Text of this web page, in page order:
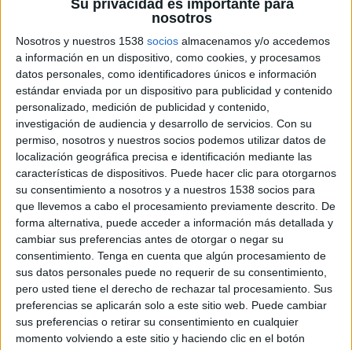
Su privacidad es importante para
nosotros
Nosotros y nuestros 1538 socios almacenamos y/o accedemos
a información en un dispositivo, como cookies, y procesamos
datos personales, como identificadores únicos e información
estándar enviada por un dispositivo para publicidad y contenido
personalizado, medición de publicidad y contenido,
investigación de audiencia y desarrollo de servicios. Con su
permiso, nosotros y nuestros socios podemos utilizar datos de
localización geográfica precisa e identificación mediante las
características de dispositivos. Puede hacer clic para otorgarnos
su consentimiento a nosotros y a nuestros 1538 socios para
que llevemos a cabo el procesamiento previamente descrito. De
forma alternativa, puede acceder a información más detallada y
cambiar sus preferencias antes de otorgar o negar su
consentimiento. Tenga en cuenta que algún procesamiento de
sus datos personales puede no requerir de su consentimiento,
pero usted tiene el derecho de rechazar tal procesamiento. Sus
preferencias se aplicarán solo a este sitio web. Puede cambiar
sus preferencias o retirar su consentimiento en cualquier
momento volviendo a este sitio y haciendo clic en el botón
Si tot va bé al llarg del dia d'avui s'espera que
els veïns de la Bisbal d'Empordà tornin a tenir
aigua. Una nova avaria a la canonada principal
a la zona de Sant Cristòfol ha deixat sense
servei a tot el municipi, en un problema que
veïns, hostalers i el propi ajuntament
reconeixen que és "endèmic". "Sempre estem
igual i els perjudicats sempre som els
mateixos", es queixa la Carme Mercader, veïna
de la Bisbal. L'hostaleria també pateix
especialment el problema de no tenir aigua.
En Miquel Àngel Marquès porta el bar El
Catell, just davant de l'Ajuntament. Ell obre a
les sis del matí i explica que quan ha arribat i